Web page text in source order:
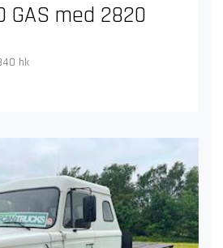
GAS med 2820
hk